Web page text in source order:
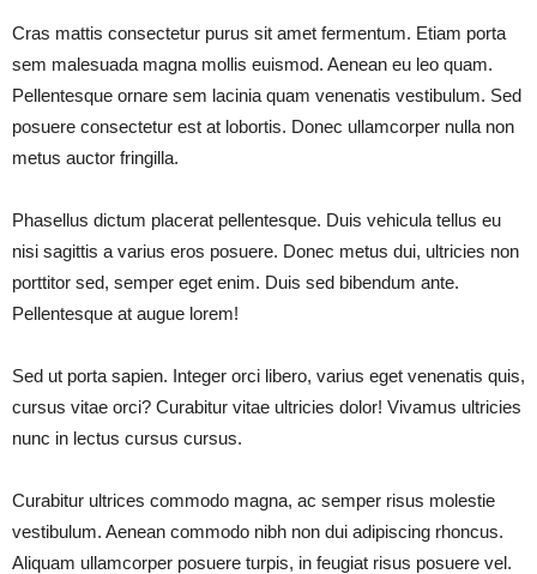
Cras mattis consectetur purus sit amet fermentum. Etiam porta
sem malesuada magna mollis euismod. Aenean eu leo quam.
Pellentesque ornare sem lacinia quam venenatis vestibulum. Sed
posuere consectetur est at lobortis. Donec ullamcorper nulla non
metus auctor fringilla.
Phasellus dictum placerat pellentesque. Duis vehicula tellus eu
nisi sagittis a varius eros posuere. Donec metus dui, ultricies non
porttitor sed, semper eget enim. Duis sed bibendum ante.
Pellentesque at augue lorem!
Sed ut porta sapien. Integer orci libero, varius eget venenatis quis,
cursus vitae orci? Curabitur vitae ultricies dolor! Vivamus ultricies
nunc in lectus cursus cursus.
Curabitur ultrices commodo magna, ac semper risus molestie
vestibulum. Aenean commodo nibh non dui adipiscing rhoncus.
Aliquam ullamcorper posuere turpis, in feugiat risus posuere vel.